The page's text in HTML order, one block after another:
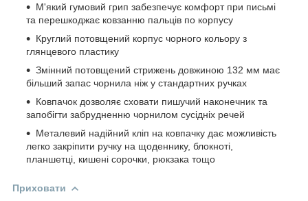
М'який гумовий грип забезпечує комфорт при письмі
та перешкоджає ковзанню пальців по корпусу
Круглий потовщений корпус чорного кольору з
глянцевого пластику
Змінний потовщений стрижень довжиною 132 мм має
більший запас чорнила ніж у стандартних ручках
Ковпачок дозволяє сховати пишучий наконечник та
запобігти забрудненню чорнилом сусідніх речей
Металевий надійний кліп на ковпачку дає можливість
легко закріпити ручку на щоденнику, блокноті,
планшетці, кишені сорочки, рюкзака тощо
Приховати